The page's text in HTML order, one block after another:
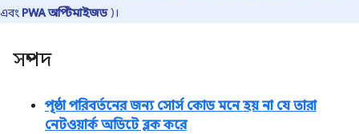
এবং PWA অপ্টিমাইজড)।
সম্পদ
পৃষ্ঠা পরিবর্তনের জন্য সোর্স কোড মনে হয় না যে তারা
নেটওয়ার্ক অডিটে ব্লক করে